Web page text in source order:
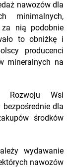
nawozów dla
minimalnych,
za nią podobnie
to obniżkę i
producenci
mineralnych na
Rozwoju Wsi
bezpośrednie dla
środków
wydawanie
nawozów